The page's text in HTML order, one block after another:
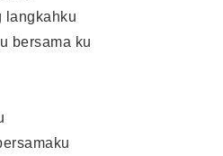
langkahku
bersama ku